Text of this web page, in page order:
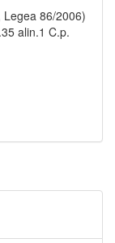
86/2006)
alin.1 C.p.